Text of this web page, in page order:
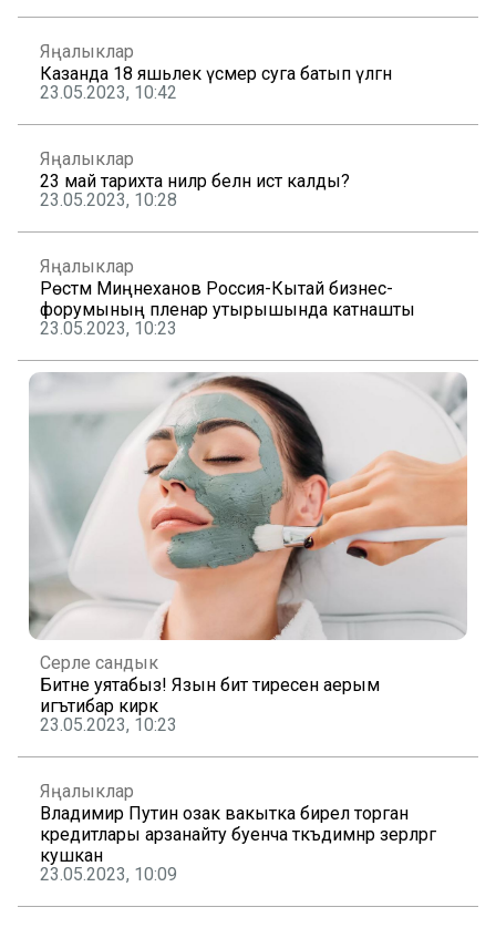
Яңалыклар
Казанда 18 яшьлек үсмер суга батып үлгән
23.05.2023, 10:42
Яңалыклар
23 май тарихта ниләр белән истә калды?
23.05.2023, 10:28
Яңалыклар
Рөстәм Миңнеханов Россия-Кытай бизнес-
форумының пленар утырышында катнашты
23.05.2023, 10:23
Серле сандык
Битне уятабыз! Язын бит тиресенә аерым
игътибар кирәк
23.05.2023, 10:23
Яңалыклар
Владимир Путин озак вакытка бирелә торган
кредитлары арзанайту буенча тәкъдимнәр әзерләргә
кушкан
23.05.2023, 10:09